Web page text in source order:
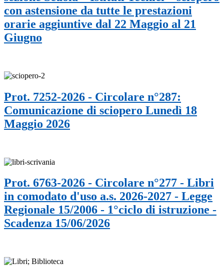
con astensione da tutte le prestazioni
orarie aggiuntive dal 22 Maggio al 21
Giugno
Prot. 7252-2026 - Circolare n°287:
Comunicazione di sciopero Lunedì 18
Maggio 2026
Prot. 6763-2026 - Circolare n°277 - Libri
in comodato d'uso a.s. 2026-2027 - Legge
Regionale 15/2006 - 1°ciclo di istruzione -
Scadenza 15/06/2026